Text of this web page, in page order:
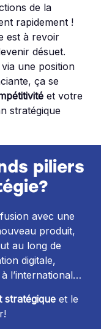
de la
rapidement !
est à revoir
désuet.
une position
ça se
et votre
stratégique
piliers
avec une
produit,
au long de
digitale,
l’international…
stratégique et le